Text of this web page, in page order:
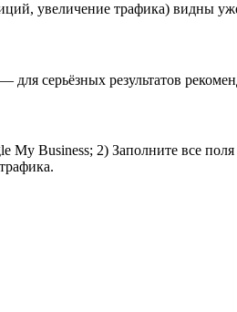
увеличение трафика) видны
серьёзных результатов
Business; 2) Заполните все